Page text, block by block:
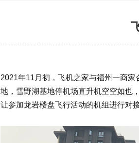
2021年11月初，飞机之家与福州一商
地，雪野湖基地停机场直升机空空如也
让参加龙岩楼盘飞行活动的机组进行对接